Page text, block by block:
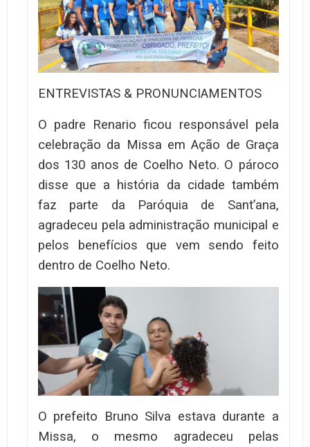
ENTREVISTAS & PRONUNCIAMENTOS
O padre Renario ficou responsável pela
celebração da Missa em Ação de Graça
dos 130 anos de Coelho Neto. O pároco
disse que a história da cidade também
faz parte da Paróquia de Sant’ana,
agradeceu pela administração municipal e
pelos benefícios que vem sendo feito
dentro de Coelho Neto.
O prefeito Bruno Silva estava durante a
Missa, o mesmo agradeceu pelas